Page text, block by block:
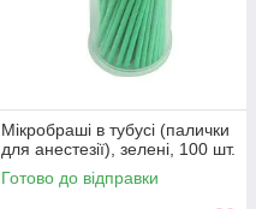
Мікробраші в тубусі (палички
для анестезії), зелені, 100 шт.
Готово до відправки